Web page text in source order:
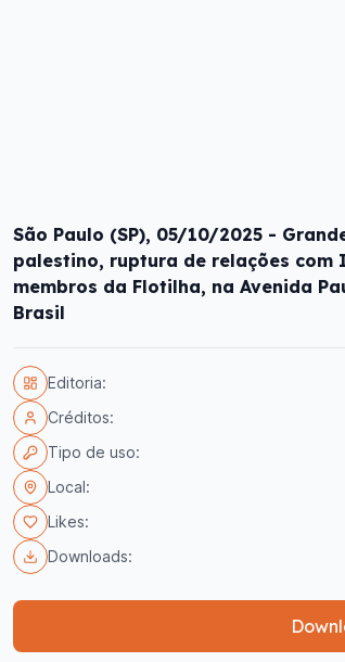
São Paulo (SP), 05/10/2025 -
palestino, ruptura de relações
membros da Flotilha, na Avenida
Brasil
Editoria:
Créditos:
Tipo de uso:
Local:
Likes:
Downloads: